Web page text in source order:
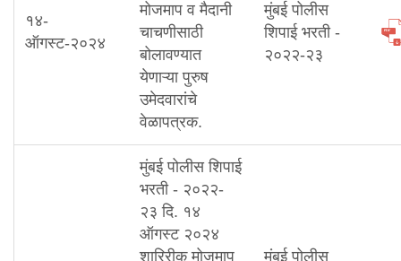
१४-
ऑगस्ट-२०२४
मोजमाप व मैदानी
चाचणीसाठी
बोलावण्यात
येणाऱ्या पुरुष
उमेदवारांचे
वेळापत्रक.
मुंबई पोलीस
शिपाई भरती -
२०२२-२३
मुंबई पोलीस शिपाई
भरती - २०२२-
२३ दि. १४
ऑगस्ट २०२४
शारिरीक मोजमाप
मुंबई पोलीस